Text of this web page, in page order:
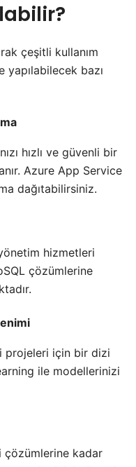
çeşitli kullanım
yapılabilecek bazı
hızlı ve güvenli bir
Azure App Service
dağıtabilirsiniz.
hizmetleri
çözümlerine
projeleri için bir dizi
ile modellerinizi
çözümlerine kadar